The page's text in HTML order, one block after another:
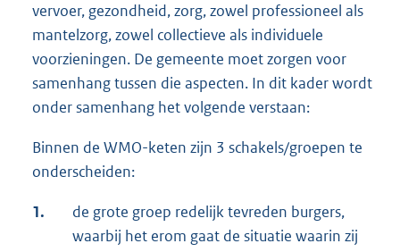
vervoer, gezondheid, zorg, zowel professioneel als
mantelzorg, zowel collectieve als individuele
voorzieningen. De gemeente moet zorgen voor
samenhang tussen die aspecten. In dit kader wordt
onder samenhang het volgende verstaan:
Binnen de WMO-keten zijn 3 schakels/groepen te
onderscheiden:
1.
de grote groep redelijk tevreden burgers,
waarbij het erom gaat de situatie waarin zij